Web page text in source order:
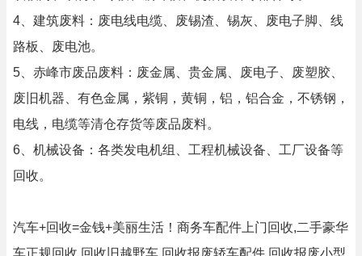
4、建筑废料：废电线电缆、废锡渣、锡灰、废电子脚、线
路板、废电池。
5、赤峰市废品废料：废金属、贵金属、废电子、废塑胶、
废旧机器、有色金属，紫铜，黄铜，铝，铝合金，不锈钢，
电线，电缆等清仓存货等废品废料。
6、机械设备：各类发电机组、工程机械设备、工厂设备等
回收。
汽车+回收=金钱+美丽生活！商务车配件上门回收,二手豪华
车正规回收,回收旧越野车,回收报废轿车配件,回收报废小型